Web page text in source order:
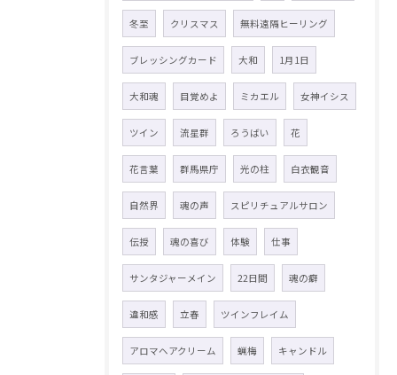
冬至 クリスマス 無料遠隔ヒーリング
ブレッシングカード 大和 1月1日
大和魂 目覚めよ ミカエル 女神イシス
ツイン 流星群 ろうばい 花
花言葉 群馬県庁 光の柱 白衣観音
自然界 魂の声 スピリチュアルサロン
伝授 魂の喜び 体験 仕事
サンタジャーメイン 22日間 魂の癖
違和感 立春 ツインフレイム
アロマヘアクリーム 蝋梅 キャンドル